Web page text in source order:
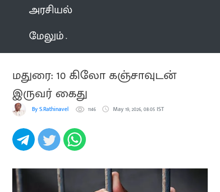
அரசியல்
மேலும்
மதுரை: 10 கிலோ கஞ்சாவுடன்
இருவர் கைது
By S.Rathinavel 1146 May 19, 2026, 08:05 IST